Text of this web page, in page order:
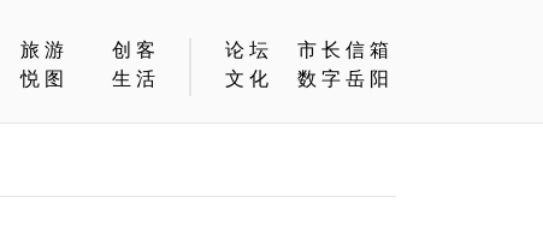
旅游
创客
悦图
生活
论坛
市长信箱
文化
数字岳阳